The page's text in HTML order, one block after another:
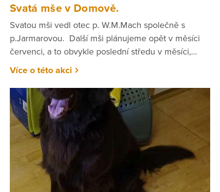
Svatá mše v Domově.
Svatou mši vedl otec p. W.M.Mach společně s
p.Jarmarovou. Další mši plánujeme opět v měsíci
červenci, a to obvykle poslední středu v měsíci,...
Více o této akci